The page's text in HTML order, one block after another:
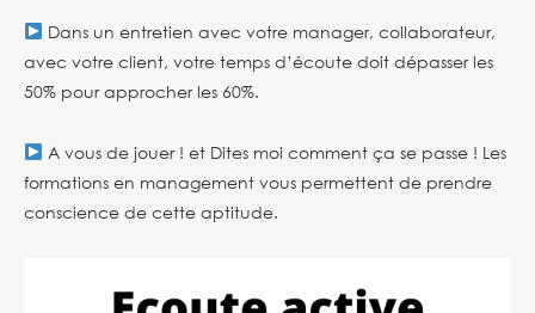
Dans un entretien avec votre manager, collaborateur,
avec votre client, votre temps d’écoute doit dépasser les
50% pour approcher les 60%.
A vous de jouer ! et Dites moi comment ça se passe ! Les
formations en management vous permettent de prendre
conscience de cette aptitude.